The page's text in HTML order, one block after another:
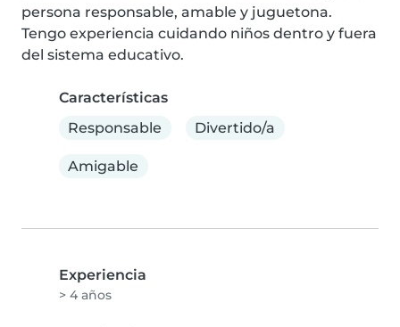
persona responsable, amable y juguetona.
Tengo experiencia cuidando niños dentro y fuera
del sistema educativo.
Características
Responsable
Divertido/a
Amigable
Experiencia
> 4 años